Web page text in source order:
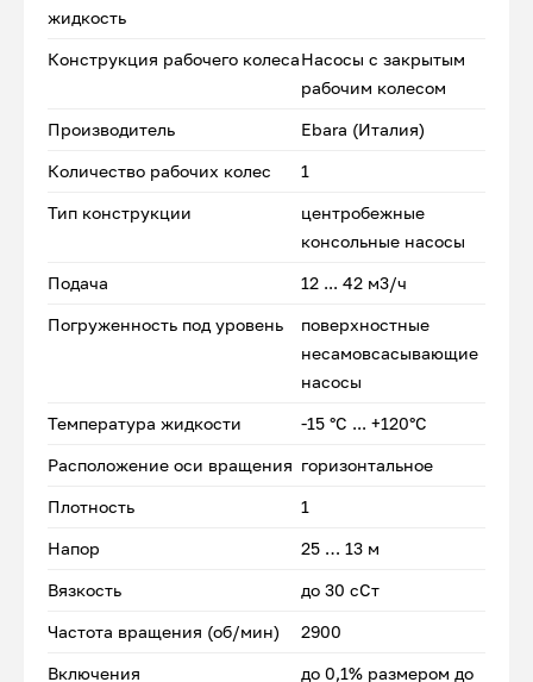
жидкость
Конструкция рабочего колесаНасосы с закрытым
рабочим колесом
Производитель Ebara (Италия)
Количество рабочих колес 1
Тип конструкции
центробежные
консольные насосы
Подача 12 ... 42 м3/ч
Погруженность под уровень
поверхностные
несамовсасывающие
насосы
Температура жидкости -15 °С ... +120°С
Расположение оси вращения горизонтальное
Плотность 1
Напор 25 … 13 м
Вязкость до 30 сСт
Частота вращения (об/мин) 2900
Включения
до 0,1% размером до